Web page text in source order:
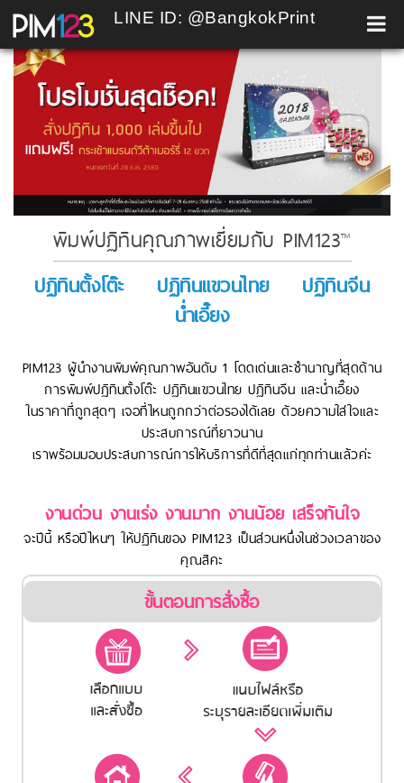
Skip
to
content
LINE ID: @BangkokPrint
พิมพ์ปฏิทินคุณภาพเยี่ยมกับ PIM123™
ปฏิทินตั้งโต๊ะ ปฏิทินแขวนไทย
ปฏิทินจีน
น่ำเอี๊ยง
PIM123 ผู้นำงานพิมพ์คุณภาพอันดับ 1 โดดเด่นและชำนาญที่สุดด้าน
การพิมพ์ปฏิทินตั้งโต๊ะ ปฏิทินแขวนไทย ปฏิทินจีน และน่ำเอี๊ยง
ในราคาที่ถูกสุดๆ เจอที่ไหนถูกกว่าต่อรองได้เลย ด้วยความใส่ใจและ
ประสบการณ์ที่ยาวนาน
เราพร้อมมอบประสบการณ์การให้บริการที่ดีที่สุดแก่ทุกท่านแล้วค่ะ
งานด่วน งานเร่ง งานมาก งานน้อย เสร็จทันใจ
จะปีนี้ หรือปีไหนๆ ให้ปฏิทินของ PIM123 เป็นส่วนหนึ่งในช่วงเวลาของ
คุณสิคะ
ขั้นตอนการสั่งซื้อ